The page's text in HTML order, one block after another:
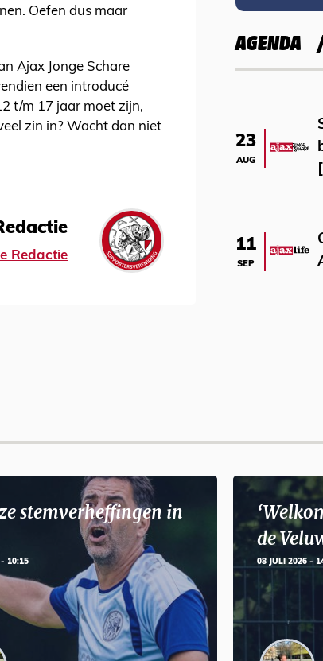
Oefen dus maar
Ajax Jonge Schare
een introducé
t/m 17 jaar moet zijn,
zin in? Wacht dan niet
Redactie
AGENDA
23
AUG
11
SEP
stemverheffingen in
- 10:15
de
08 JULI 2026 -